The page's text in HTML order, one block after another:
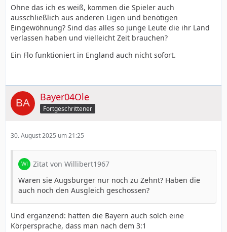
Ohne das ich es weiß, kommen die Spieler auch
ausschließlich aus anderen Ligen und benötigen
Eingewöhnung? Sind das alles so junge Leute die ihr Land
verlassen haben und vielleicht Zeit brauchen?
Ein Flo funktioniert in England auch nicht sofort.
Bayer04Ole
Fortgeschrittener
30. August 2025 um 21:25
Zitat von Willibert1967
Waren sie Augsburger nur noch zu Zehnt? Haben die
auch noch den Ausgleich geschossen?
Und ergänzend: hatten die Bayern auch solch eine
Körpersprache, dass man nach dem 3:1